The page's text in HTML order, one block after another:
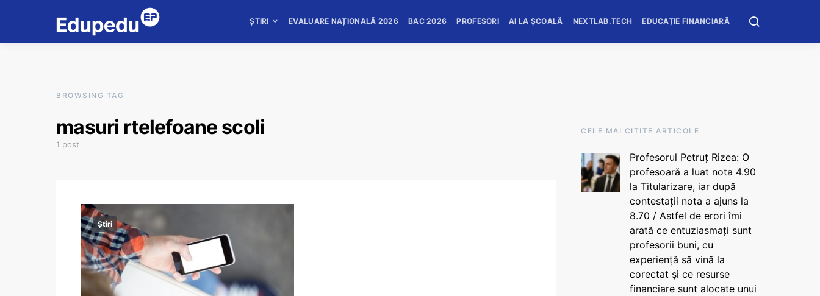
ȘTIRI EVALUARE NAȚIONALĂ 2026 BAC 2026 PROFESORI AI LA ȘCOALĂ NEXTLAB.TECH EDUCAȚIE FINANCIARĂ
BROWSING TAG
masuri rtelefoane scoli
1 post
Știri
CELE MAI CITITE ARTICOLE
Profesorul Petruț Rizea: O
profesoară a luat nota 4.90
la Titularizare, iar după
contestații nota a ajuns la
8.70 / Astfel de erori îmi
arată ce entuziasmați sunt
profesorii buni, cu
experiență să vină la
corectat și ce resurse
financiare sunt alocate unui